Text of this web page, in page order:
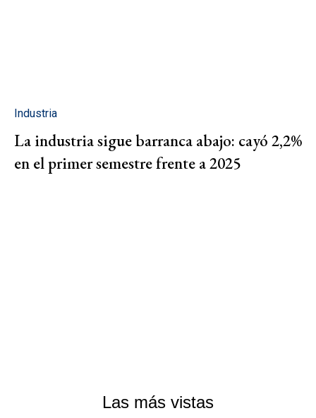
Industria
La industria sigue barranca abajo: cayó 2,2%
en el primer semestre frente a 2025
Las más vistas